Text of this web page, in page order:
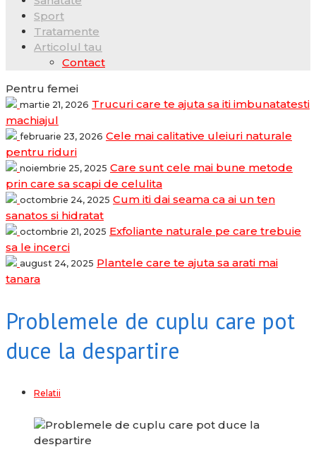
Sport
Tratamente
Articolul tau
Contact
Pentru femei
martie 21, 2026 Trucuri care te ajuta sa iti imbunatatesti
machiajul
februarie 23, 2026 Cele mai calitative uleiuri naturale
pentru riduri
noiembrie 25, 2025 Care sunt cele mai bune metode
prin care sa scapi de celulita
octombrie 24, 2025 Cum iti dai seama ca ai un ten
sanatos si hidratat
octombrie 21, 2025 Exfoliante naturale pe care trebuie
sa le incerci
august 24, 2025 Plantele care te ajuta sa arati mai
tanara
Problemele de cuplu care pot
duce la despartire
Relatii